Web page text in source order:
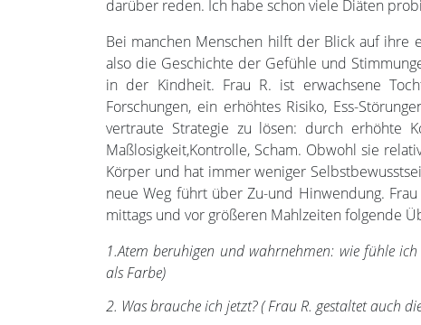
darüber reden. Ich habe schon viele Diäten
Bei manchen Menschen hilft der Blick auf ihre
also die Geschichte der Gefühle und
in der Kindheit. Frau R. ist erwachsene
Forschungen, ein erhöhtes Risiko, Ess-
vertraute Strategie zu lösen: durch erhöhte
Maßlosigkeit,Kontrolle, Scham. Obwohl sie
Körper und hat immer weniger
neue Weg führt über Zu-und Hinwendung.
mittags und vor größeren Mahlzeiten folgende
1.Atem beruhigen und wahrnehmen: wie fühle
als Farbe)
2. Was brauche ich jetzt? ( Frau R. gestaltet auch